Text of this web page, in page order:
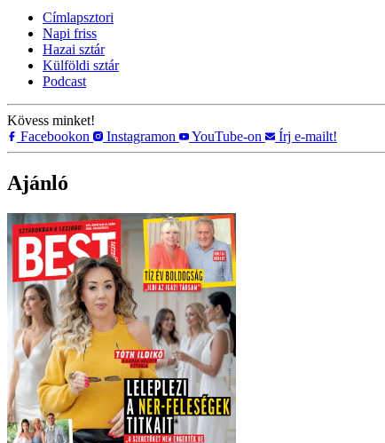
Címlapsztori
Napi friss
Hazai sztár
Külföldi sztár
Podcast
Kövess minket!
Facebookon
Instagramon YouTube-on Írj e-mailt!
Ajánló